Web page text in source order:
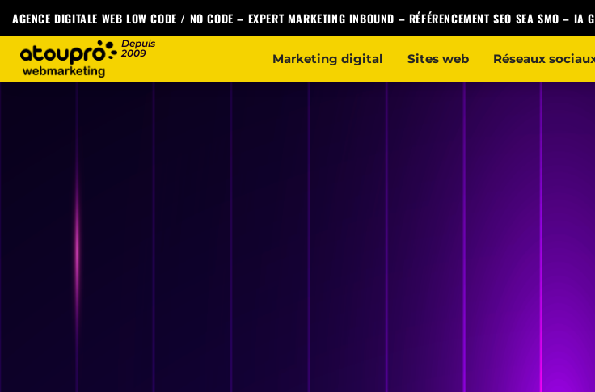
AGENCE DIGITALE WEB LOW CODE / NO CODE – EXPERT MARKETING INBOUND – RÉFÉRENCEMENT SEO SEA SMO – IA
Marketing digital Sites web Réseaux